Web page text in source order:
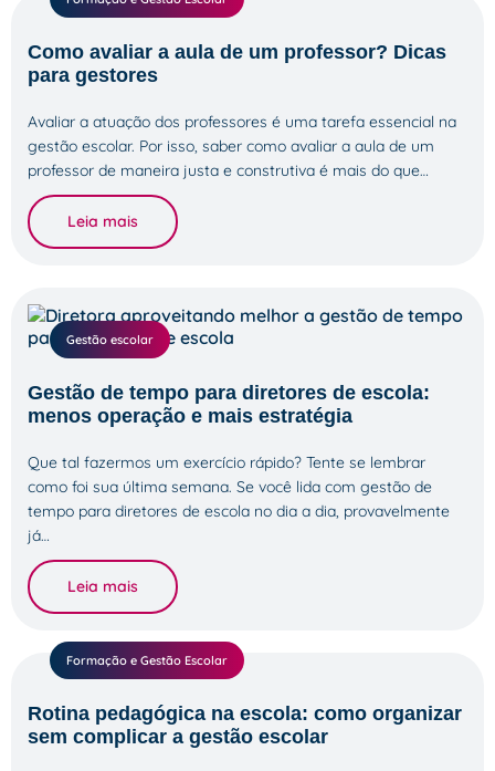
Como avaliar a aula de um professor? Dicas
para gestores
Avaliar a atuação dos professores é uma tarefa essencial na
gestão escolar. Por isso, saber como avaliar a aula de um
professor de maneira justa e construtiva é mais do que…
Leia mais
Gestão escolar
Gestão de tempo para diretores de escola:
menos operação e mais estratégia
Que tal fazermos um exercício rápido? Tente se lembrar
como foi sua última semana. Se você lida com gestão de
tempo para diretores de escola no dia a dia, provavelmente
já…
Leia mais
Formação e Gestão Escolar
Rotina pedagógica na escola: como organizar
sem complicar a gestão escolar